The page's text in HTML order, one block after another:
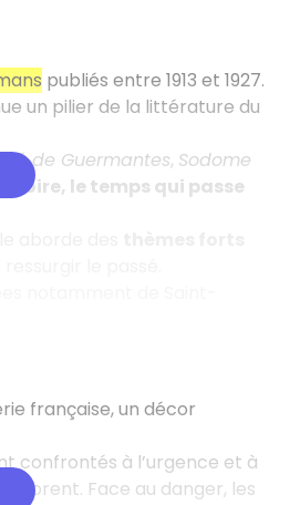
publiés entre 1913 et 1927.
un pilier de la littérature du
de Guermantes, Sodome
le temps qui passe
française, un décor
confrontés à l’urgence et à
Face au danger, les